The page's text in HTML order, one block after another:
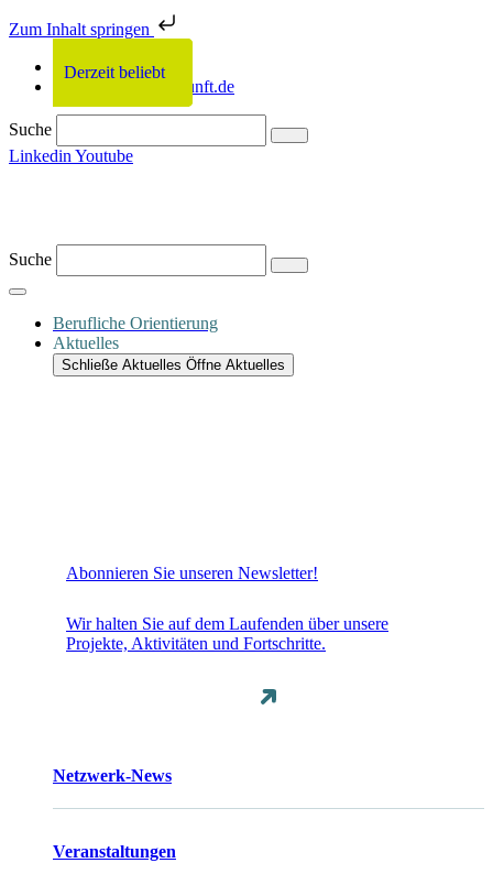
Zum Inhalt springen
0331 2011-679
info@netzwerkzukunft.de
Suche
Linkedin Youtube
Suche
Berufliche Orientierung
Aktuelles
Schließe Aktuelles Öffne Aktuelles
Derzeit beliebt
Abonnieren Sie unseren Newsletter!
Wir halten Sie auf dem Laufenden über unsere
Projekte, Aktivitäten und Fortschritte.
Netzwerk-News
Veranstaltungen
Derzeit beliebt
Derzeit beliebt
Derzeit beliebt